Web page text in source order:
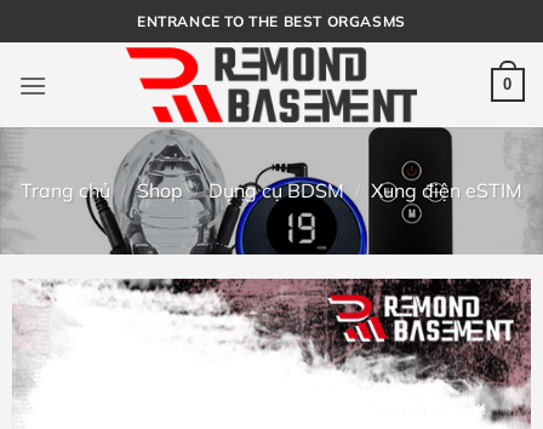
qua
nội
ENTRANCE TO THE BEST ORGASMS
0
Trang chủ / Shop / Dụng cụ BDSM / Xung điện eSTIM